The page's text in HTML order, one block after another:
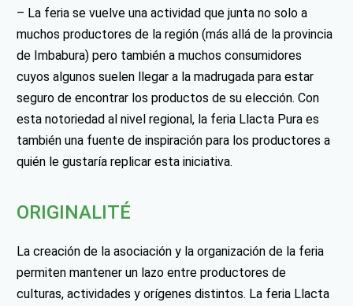
– La feria se vuelve una actividad que junta no solo a
muchos productores de la región (más allá de la provincia
de Imbabura) pero también a muchos consumidores
cuyos algunos suelen llegar a la madrugada para estar
seguro de encontrar los productos de su elección. Con
esta notoriedad al nivel regional, la feria Llacta Pura es
también una fuente de inspiración para los productores a
quién le gustaría replicar esta iniciativa.
ORIGINALITÉ
La creación de la asociación y la organización de la feria
permiten mantener un lazo entre productores de
culturas, actividades y orígenes distintos. La feria Llacta